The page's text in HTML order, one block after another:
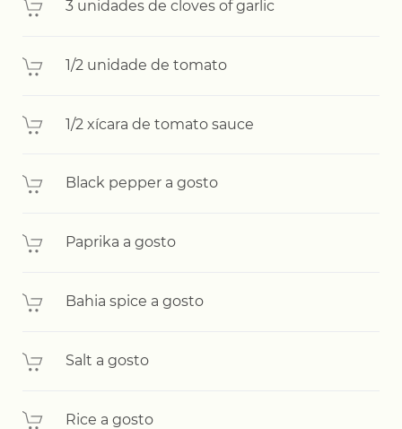
3 unidades de cloves of garlic
1/2 unidade de tomato
1/2 xícara de tomato sauce
Black pepper a gosto
Paprika a gosto
Bahia spice a gosto
Salt a gosto
Rice a gosto